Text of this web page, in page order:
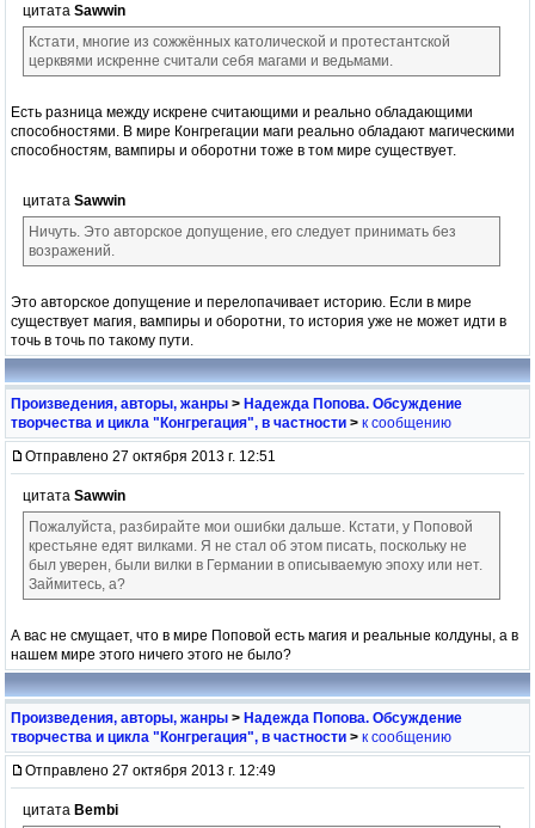
цитата Sawwin
Кстати, многие из сожжённых католической и протестантской
церквями искренне считали себя магами и ведьмами.
Есть разница между искрене считающими и реально обладающими
способностями. В мире Конгрегации маги реально обладают магическими
способностям, вампиры и оборотни тоже в том мире существует.
цитата Sawwin
Ничуть. Это авторское допущение, его следует принимать без
возражений.
Это авторское допущение и перелопачивает историю. Если в мире
существует магия, вампиры и оборотни, то история уже не может идти в
точь в точь по такому пути.
Произведения, авторы, жанры > Надежда Попова. Обсуждение
творчества и цикла "Конгрегация", в частности > к сообщению
Отправлено 27 октября 2013 г. 12:51
цитата Sawwin
Пожалуйста, разбирайте мои ошибки дальше. Кстати, у Поповой
крестьяне едят вилками. Я не стал об этом писать, поскольку не
был уверен, были вилки в Германии в описываемую эпоху или нет.
Займитесь, а?
А вас не смущает, что в мире Поповой есть магия и реальные колдуны, а в
нашем мире этого ничего этого не было?
Произведения, авторы, жанры > Надежда Попова. Обсуждение
творчества и цикла "Конгрегация", в частности > к сообщению
Отправлено 27 октября 2013 г. 12:49
цитата Bembi